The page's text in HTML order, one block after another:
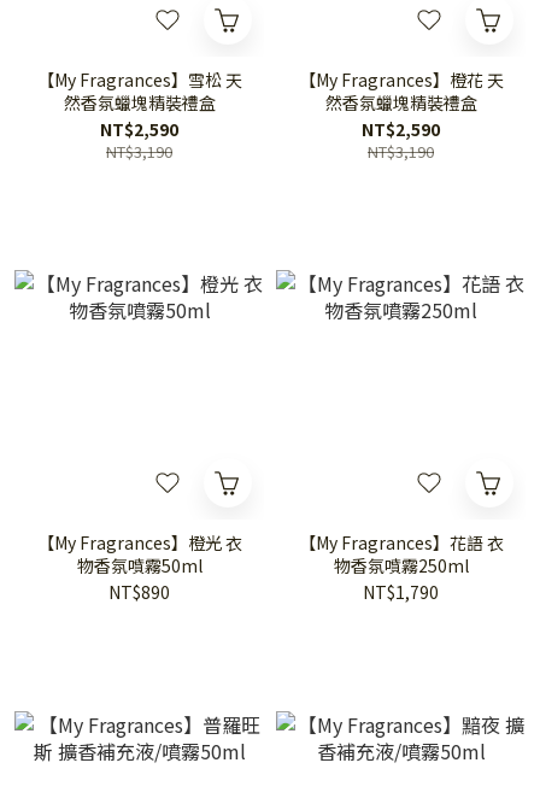
【My Fragrances】雪松 天
然香氛蠟塊精裝禮盒
NT$2,590
NT$3,190
【My Fragrances】橙花 天
然香氛蠟塊精裝禮盒
NT$2,590
NT$3,190
【My Fragrances】橙光 衣
物香氛噴霧50ml
NT$890
【My Fragrances】花語 衣
物香氛噴霧250ml
NT$1,790